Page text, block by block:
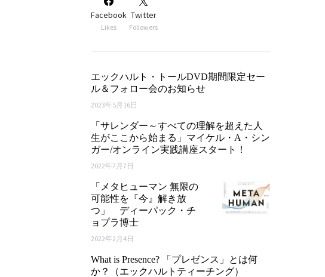
Facebook
Likes
Twitter
Followers
エックハルト・トールDVD期間限定セー
ル＆フォロー会のお知らせ
2023年5月16日
「サレンダー～すべての理解を超えた人
生がここから始まる」マイケル・A・シン
ガー/オンライン実践講座スタート！
2022年7月7日
「メタヒューマン 無限の
可能性を『今』解き放
つ」 ディーパック・チ
ョプラ博士
2022年2月4日
What is Presence? 「プレゼンス」とは何
か？（エックハルトティーチング）